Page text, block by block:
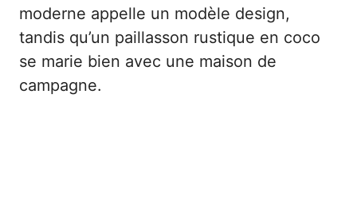
moderne appelle un modèle design,
tandis qu’un paillasson rustique en coco
se marie bien avec une maison de
campagne.